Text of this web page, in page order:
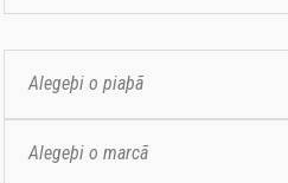
Alegeþi o piaþã
Alegeþi o marcã